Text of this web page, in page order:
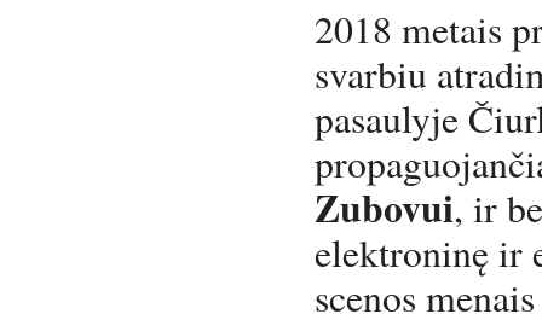
2018 metais
svarbiu
pasaulyje
Zubovui, ir
elektroninę ir
scenos